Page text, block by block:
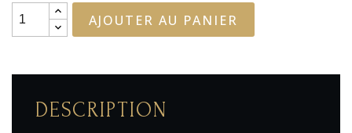
AJOUTER AU PANIER
DESCRIPTION